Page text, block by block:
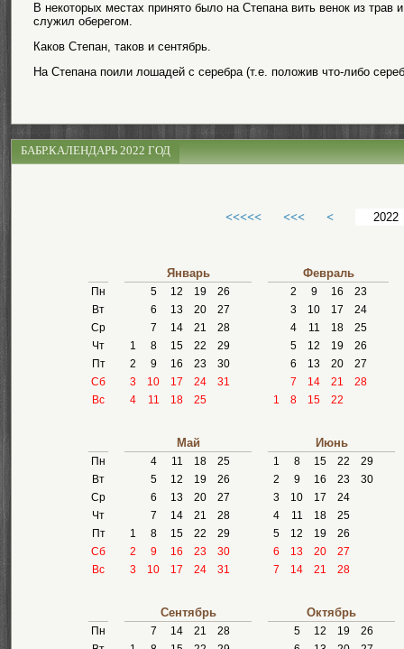
В некоторых местах принято было на Степана вить венок из
служил оберегом.
Каков Степан, таков и сентябрь.
На Степана поили лошадей с серебра (т.е. положив что-либо
БАБР.КАЛЕНДАРЬ 2022 ГОД
<<<<< <<< <
Пн
Вт
Ср
Чт
Пт
Сб
Вс
Январь
5 12 19
26
6
13 20
27
7
14 21
28
1
8 15 22
29
2
9 16 23
30
3
10 17 24
31
4
11 18 25
Февраль
2 9 16
23
3
10 17
24
4
11 18
25
5
12 19
26
6
13 20
27
7
14 21
28
1
8 15 22
Пн
Вт
Ср
Чт
Пт
Сб
Вс
Май
4 11 18
25
5
12 19
26
6
13 20
27
7
14 21
28
1
8 15 22
29
2
9 16 23
30
3
10 17 24 31
Июнь
1 8 15 22
29
2
9 16 23
30
3
10 17
24
4
11 18
25
5
12 19
26
6
13 20
27
7
14 21 28
Пн
Сентябрь
7 14 21
28
Октябрь
5 12 19
26